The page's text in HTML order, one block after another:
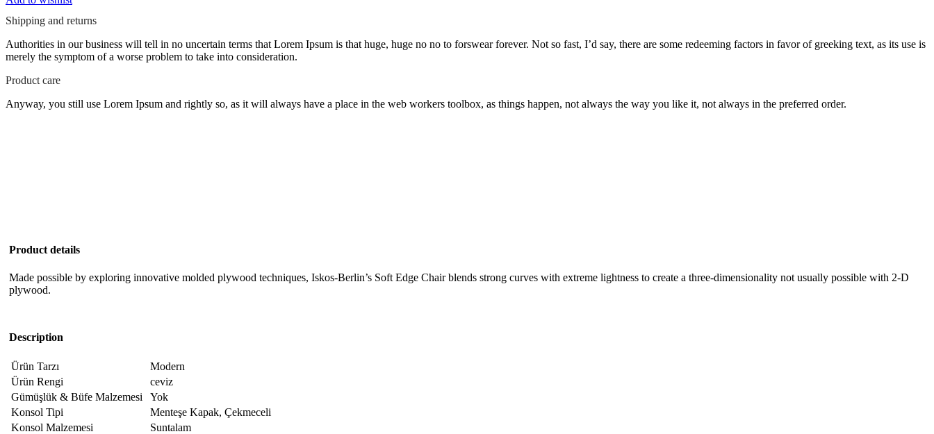
Shipping and returns
Authorities in our business will tell in no uncertain terms that Lorem Ipsum is that huge, huge no no to forswear forever. Not so fast, I’d say, there are some redeeming factors in favor of greeking text, as its use is
merely the symptom of a worse problem to take into consideration.
Product care
Anyway, you still use Lorem Ipsum and rightly so, as it will always have a place in the web workers toolbox, as things happen, not always the way you like it, not always in the preferred order.
Product details
Made possible by exploring innovative molded plywood techniques, Iskos-Berlin’s Soft Edge Chair blends strong curves with extreme lightness to create a three-dimensionality not usually possible with 2-D
plywood.
Description
Ürün Tarzı
Modern
Ürün Rengi
ceviz
Gümüşlük & Büfe Malzemesi
Yok
Konsol Tipi
Menteşe Kapak, Çekmeceli
Konsol Malzemesi
Suntalam